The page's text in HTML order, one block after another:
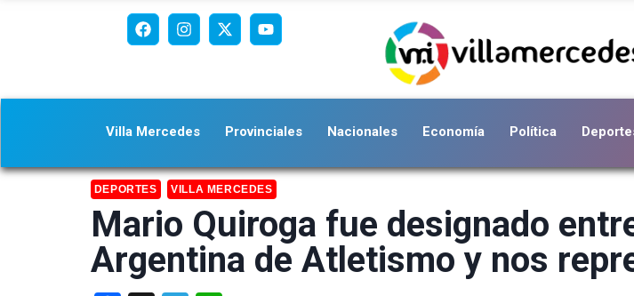
Villa Mercedes Provinciales Nacionales Economía Política
DEPORTES VILLA MERCEDES
Mario Quiroga fue designado
Argentina de Atletismo y nos